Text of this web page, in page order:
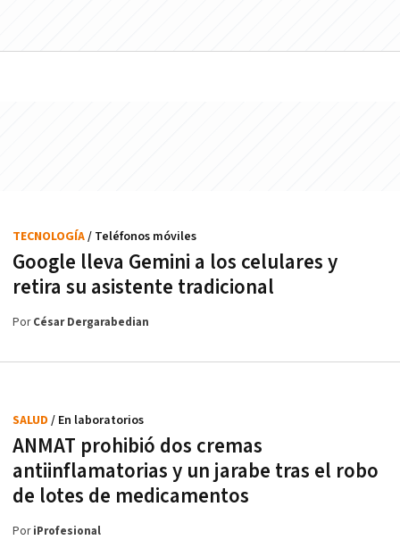
Google lleva Gemini a los celulares y
retira su asistente tradicional
TECNOLOGÍA/ Teléfonos móviles
PorCésar Dergarabedian
ANMAT prohibió dos cremas
antiinflamatorias y un jarabe tras el robo
de lotes de medicamentos
SALUD / En laboratorios
PoriProfesional